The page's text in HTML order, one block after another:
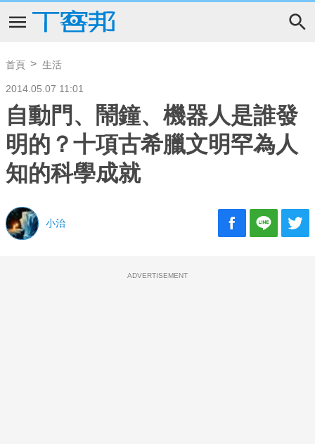
首頁 生活
2014.05.07 11:01
自動門、鬧鐘、機器人是誰發
明的？十項古希臘文明罕為人
知的科學成就
小治
ADVERTISEMENT